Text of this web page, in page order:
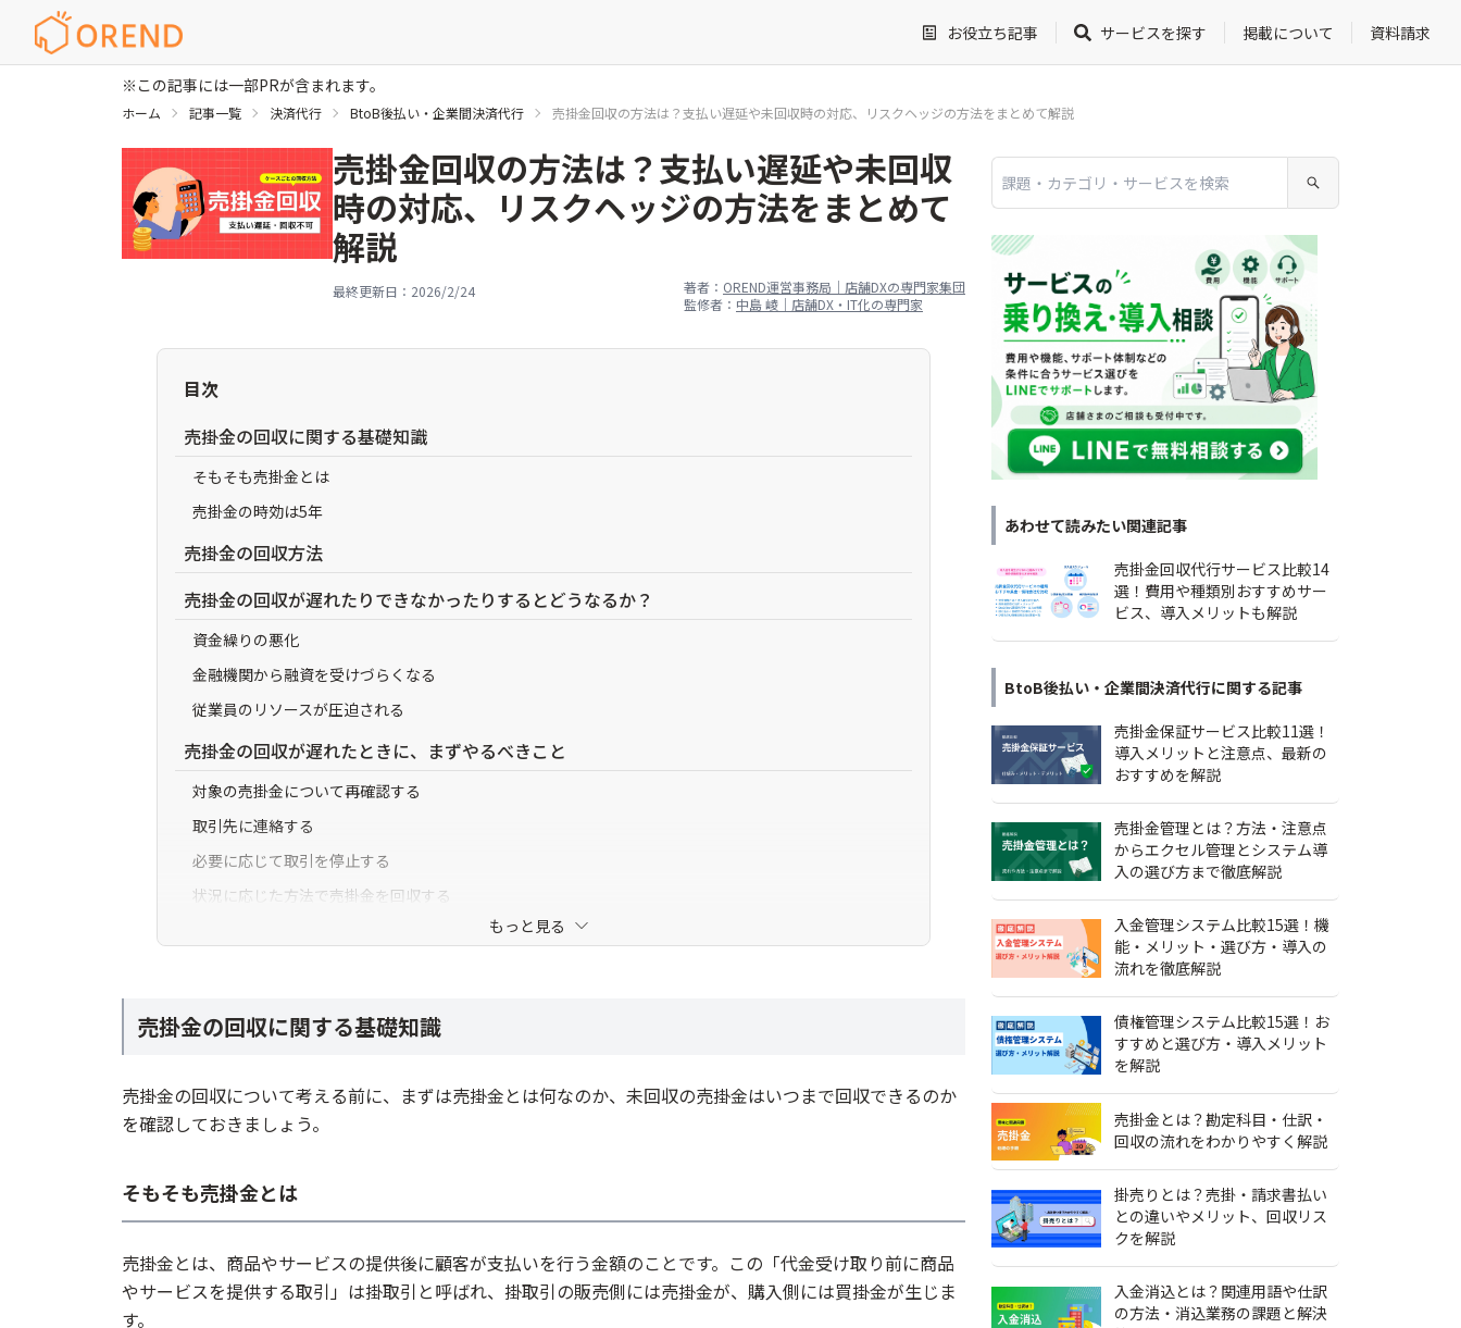
お役立ち記事 サービスを探す 掲載について 資料請求
※この記事には一部PRが含まれます。
ホーム 記事一覧 決済代行 BtoB後払い・企業間決済代行 売掛金回収の方法は？支払い遅延や未回収時の対応、リスクヘッジの方法をまとめて解説
売掛金回収の方法は？支払い遅延や未回収
時の対応、リスクヘッジの方法をまとめて
解説
最終更新日： 2026/2/24 著者： OREND運営事務局｜店舗DXの専門家集団
監修者： 中島 崚｜店舗DX・IT化の専門家
目次
売掛金の回収に関する基礎知識
そもそも売掛金とは
売掛金の時効は5年
売掛金の回収方法
売掛金の回収が遅れたりできなかったりするとどうなるか？
資金繰りの悪化
金融機関から融資を受けづらくなる
従業員のリソースが圧迫される
売掛金の回収が遅れたときに、まずやるべきこと
対象の売掛金について再確認する
取引先に連絡する
必要に応じて取引を停止する
状況に応じた方法で売掛金を回収する
売掛金の未回収に対し、法的手段を取る場合
内容証明郵便で催告を送る
回収できないなら訴訟も検討する
与信管理を徹底する
債権管理を効果的に行う
顧客とのコミュニケーションを重視する
もっと見る
売掛金の回収に関する基礎知識
売掛金の回収について考える前に、まずは売掛金とは何なのか、未回収の売掛金はいつまで回収できるのか
を確認しておきましょう。
そもそも売掛金とは
売掛金とは、商品やサービスの提供後に顧客が支払いを行う金額のことです。この「代金受け取り前に商品
やサービスを提供する取引」は掛取引と呼ばれ、掛取引の販売側には売掛金が、購入側には買掛金が生じま
す。
あわせて読みたい関連記事
売掛金回収代行サービス比較14
選！費用や種類別おすすめサー
ビス、導入メリットも解説
BtoB後払い・企業間決済代行に関する記事
売掛金保証サービス比較11選！
導入メリットと注意点、最新の
おすすめを解説
売掛金管理とは？方法・注意点
からエクセル管理とシステム導
入の選び方まで徹底解説
入金管理システム比較15選！機
能・メリット・選び方・導入の
流れを徹底解説
債権管理システム比較15選！お
すすめと選び方・導入メリット
を解説
売掛金とは？勘定科目・仕訳・
回収の流れをわかりやすく解説
掛売りとは？売掛・請求書払い
との違いやメリット、回収リス
クを解説
入金消込とは？関連用語や仕訳
の方法・消込業務の課題と解決